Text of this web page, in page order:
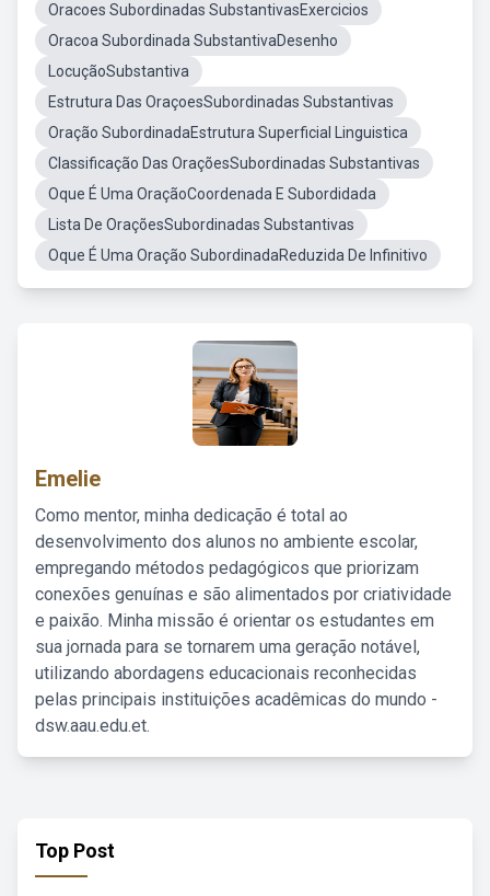
Oracoes Subordinadas SubstantivasExercicios
Oracoa Subordinada SubstantivaDesenho
LocuçãoSubstantiva
Estrutura Das OraçoesSubordinadas Substantivas
Oração SubordinadaEstrutura Superficial Linguistica
Classificação Das OraçõesSubordinadas Substantivas
Oque É Uma OraçãoCoordenada E Subordidada
Lista De OraçõesSubordinadas Substantivas
Oque É Uma Oração SubordinadaReduzida De Infinitivo
Emelie
Como mentor, minha dedicação é total ao
desenvolvimento dos alunos no ambiente escolar,
empregando métodos pedagógicos que priorizam
conexões genuínas e são alimentados por criatividade
e paixão. Minha missão é orientar os estudantes em
sua jornada para se tornarem uma geração notável,
utilizando abordagens educacionais reconhecidas
pelas principais instituições acadêmicas do mundo -
dsw.aau.edu.et.
Top Post